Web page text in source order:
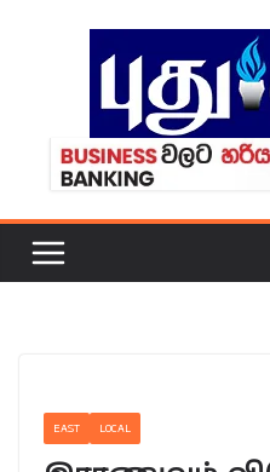
EAST LOCAL